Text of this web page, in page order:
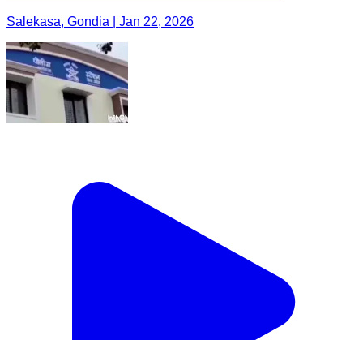
Salekasa, Gondia | Jan 22, 2026